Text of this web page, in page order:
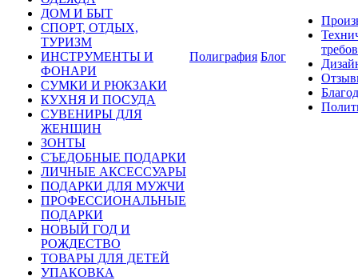
ДОМ И БЫТ
СПОРТ, ОТДЫХ,
ТУРИЗМ
ИНСТРУМЕНТЫ И
ФОНАРИ
СУМКИ И РЮКЗАКИ
КУХНЯ И ПОСУДА
СУВЕНИРЫ ДЛЯ
ЖЕНЩИН
ЗОНТЫ
СЪЕДОБНЫЕ ПОДАРКИ
ЛИЧНЫЕ АКСЕССУАРЫ
ПОДАРКИ ДЛЯ МУЖЧИ
ПРОФЕССИОНАЛЬНЫЕ
ПОДАРКИ
НОВЫЙ ГОД И
РОЖДЕСТВО
ТОВАРЫ ДЛЯ ДЕТЕЙ
УПАКОВКА
Полиграфия Блог